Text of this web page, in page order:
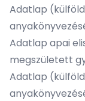
Adatlap
Adatlap apai
megszületett
Adatlap